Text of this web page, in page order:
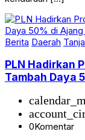
Berita Daerah
PLN Hadirkan
Tambah Daya
0Komentar